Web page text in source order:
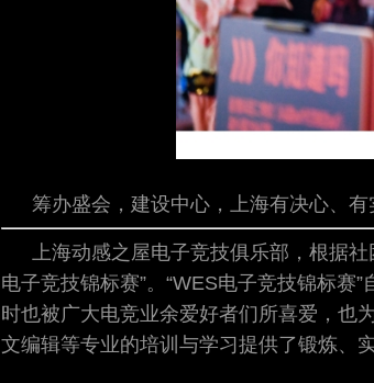
筹办盛会，建设中心，上海有决心、
上海动感之屋电子竞技俱乐部，根据
电子竞技锦标赛”。“WES电子竞技锦标赛
时也被广大电竞业余爱好者们所喜爱，也
文编辑等专业的培训与学习提供了锻炼、